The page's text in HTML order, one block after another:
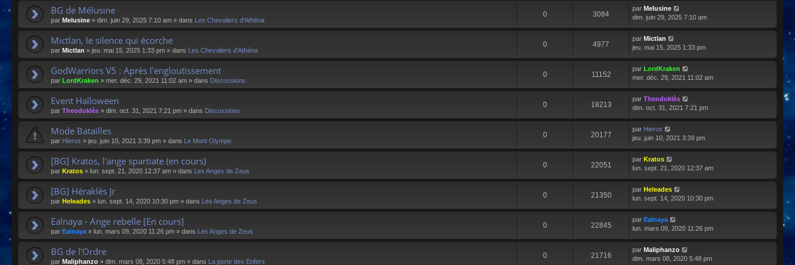
BG de Mélusine
par Melusine » dim. juin 29, 2025 7:10 am » dans Les Chevaliers d'Athéna
0 3084
par Melusine
dim. juin 29, 2025 7:10 am
Mictlan, le silence qui écorche
par Mictlan » jeu. mai 15, 2025 1:33 pm » dans Les Chevaliers d'Athéna
0 4977
par Mictlan
jeu. mai 15, 2025 1:33 pm
GodWarriors V5 : Après l'engloutissement
par LordKraken » mer. déc. 29, 2021 11:02 am » dans Discussions
0 11152
par LordKraken
mer. déc. 29, 2021 11:02 am
Event Halloween
par Theodoklès » dim. oct. 31, 2021 7:21 pm » dans Discussions
0 18213
par Theodoklès
dim. oct. 31, 2021 7:21 pm
Mode Batailles
par Hieros » jeu. juin 10, 2021 3:39 pm » dans Le Mont Olympe
0 20177
par Hieros
jeu. juin 10, 2021 3:39 pm
[BG] Kratos, l'ange spartiate (en cours)
par Kratos » lun. sept. 21, 2020 12:37 am » dans Les Anges de Zeus
0 22051
par Kratos
lun. sept. 21, 2020 12:37 am
[BG] Héraklès Jr
par Heleades » lun. sept. 14, 2020 10:30 pm » dans Les Anges de Zeus
0 21350
par Heleades
lun. sept. 14, 2020 10:30 pm
Ealnaya - Ange rebelle [En cours]
par Ealnaya» lun. mars 09, 2020 11:26 pm » dans Les Anges de Zeus
0 22845
par Ealnaya
lun. mars 09, 2020 11:26 pm
BG de l'Ordre
par Maliphanzo » dim. mars 08, 2020 5:48 pm » dans La porte des Enfers
0 21716
par Maliphanzo
dim. mars 08, 2020 5:48 pm